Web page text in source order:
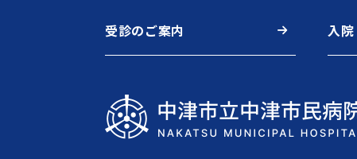
受診のご案内 入